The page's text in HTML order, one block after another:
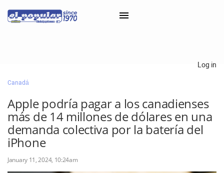
Classifieds
Categorías
Iniciar sesión con Clascal
Log in
Canadá
Apple podría pagar a los canadienses
más de 14 millones de dólares en una
demanda colectiva por la batería del
iPhone
January 11, 2024, 10:24am